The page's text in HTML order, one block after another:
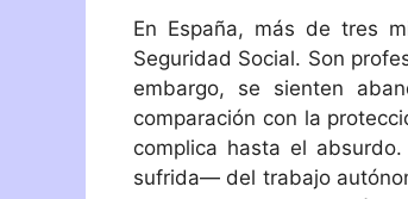
En España, más de tres
Seguridad Social. Son
embargo, se sienten
comparación con la
complica hasta el
sufrida— del trabajo